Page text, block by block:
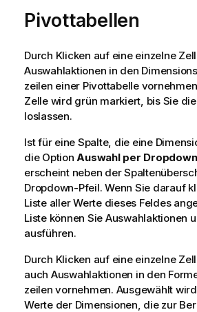
Pivottabellen
Durch Klicken auf eine einzelne
Auswahlaktionen in den
zeilen einer Pivottabelle
Zelle wird grün markiert, bis Sie
loslassen.
Ist für eine Spalte, die eine
die Option Auswahl per Dropdown
erscheint neben der
Dropdown-Pfeil. Wenn Sie darauf
Liste aller Werte dieses Feldes
Liste können Sie Auswahlaktionen
ausführen.
Durch Klicken auf eine einzelne
auch Auswahlaktionen in den
zeilen vornehmen. Ausgewählt
Werte der Dimensionen, die zur